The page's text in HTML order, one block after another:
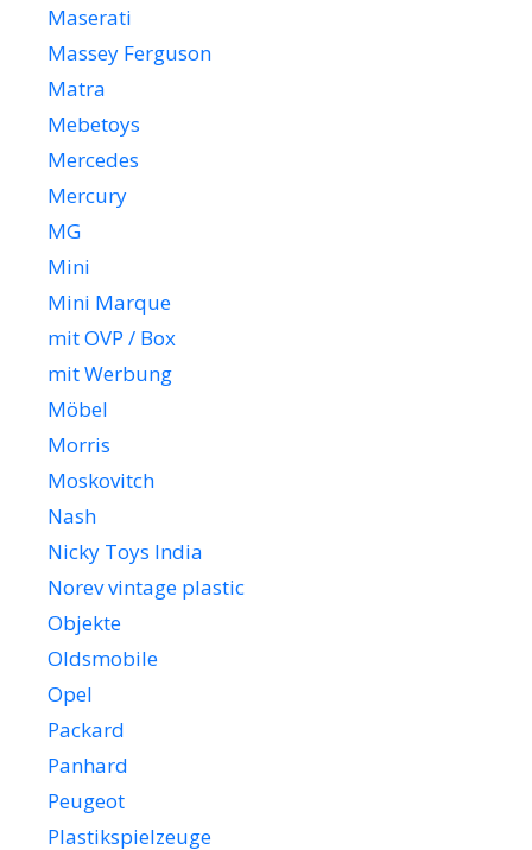
Maserati
Massey Ferguson
Matra
Mebetoys
Mercedes
Mercury
MG
Mini
Mini Marque
mit OVP / Box
mit Werbung
Möbel
Morris
Moskovitch
Nash
Nicky Toys India
Norev vintage plastic
Objekte
Oldsmobile
Opel
Packard
Panhard
Peugeot
Plastikspielzeuge